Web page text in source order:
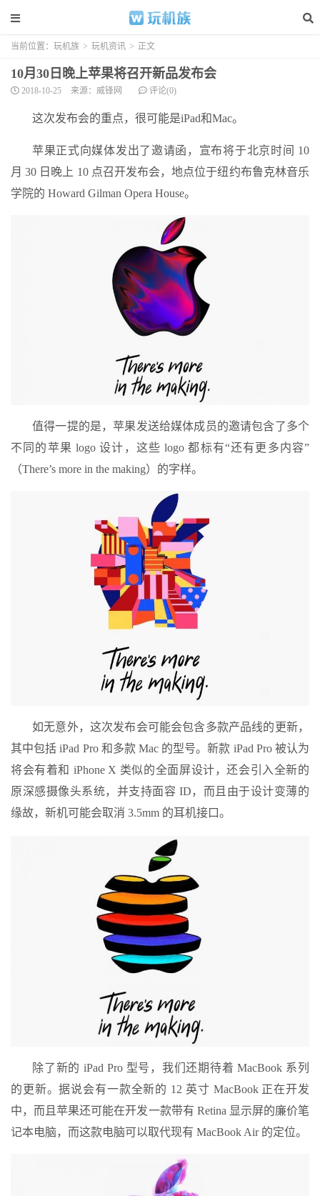
当前位置： 玩机族 > 玩机资讯 > 正文
10月30日晚上苹果将召开新品发布会
2018-10-25 来源：威锋网 评论(0)
这次发布会的重点，很可能是iPad和Mac。
苹果正式向媒体发出了邀请函，宣布将于北京时间 10
月 30 日晚上 10 点召开发布会，地点位于纽约布鲁克林音乐
学院的 Howard Gilman Opera House。
值得一提的是，苹果发送给媒体成员的邀请包含了多个
不同的苹果 logo 设计，这些 logo 都标有“还有更多内容”
（There’s more in the making）的字样。
如无意外，这次发布会可能会包含多款产品线的更新，
其中包括 iPad Pro 和多款 Mac 的型号。新款 iPad Pro 被认为
将会有着和 iPhone X 类似的全面屏设计，还会引入全新的
原深感摄像头系统，并支持面容 ID，而且由于设计变薄的
缘故，新机可能会取消 3.5mm 的耳机接口。
除了新的 iPad Pro 型号，我们还期待着 MacBook 系列
的更新。据说会有一款全新的 12 英寸 MacBook 正在开发
中，而且苹果还可能在开发一款带有 Retina 显示屏的廉价笔
记本电脑，而这款电脑可以取代现有 MacBook Air 的定位。